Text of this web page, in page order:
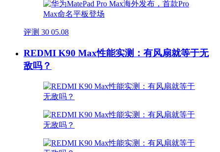
评测 30 05.08
REDMI K90 Max性能实测：有风扇就等于无
敌吗？